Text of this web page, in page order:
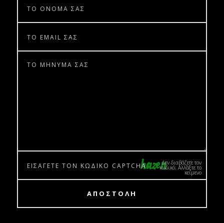
Δεν διαβάζετε τον
κωδικό; Αλλάξτε το
κείμενο
ΑΠΟΣΤΟΛΗ